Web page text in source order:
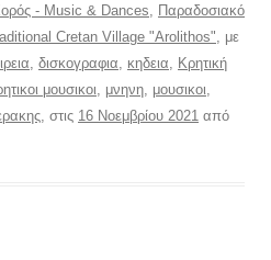
- Music & Dances
Παραδοσιακό
Cretan Village "Arolithos" , με
δισκογραφια κηδεια
Κρητική
μουσικοι μνηνη μουσικοι
, στις 16 Νοεμβρίου 2021 από